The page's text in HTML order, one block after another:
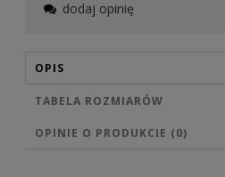
dodaj opinię
OPIS
TABELA ROZMIARÓW
OPINIE O PRODUKCIE (0)